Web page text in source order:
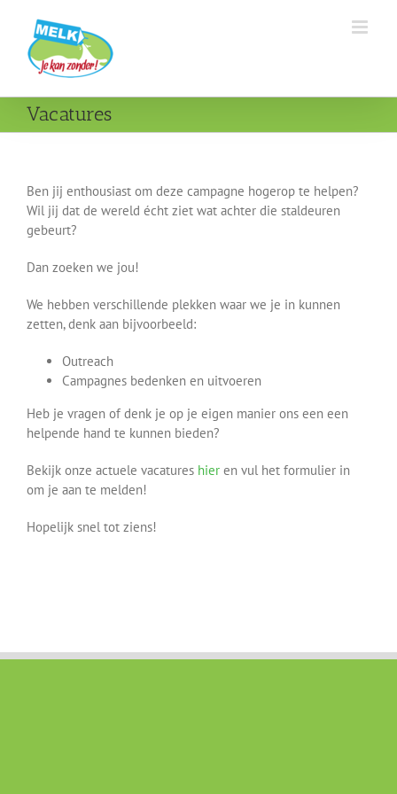
inhoud
Vacatures
Ben jij enthousiast om deze campagne hogerop te helpen?
Wil jij dat de wereld écht ziet wat achter die staldeuren
gebeurt?
Dan zoeken we jou!
We hebben verschillende plekken waar we je in kunnen
zetten, denk aan bijvoorbeeld:
Outreach
Campagnes bedenken en uitvoeren
Heb je vragen of denk je op je eigen manier ons een een
helpende hand te kunnen bieden?
Bekijk onze actuele vacatures hier en vul het formulier in
om je aan te melden!
Hopelijk snel tot ziens!